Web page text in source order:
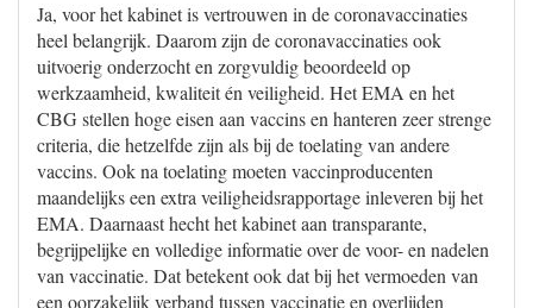
Ja, voor het kabinet is vertrouwen in de coronavaccinaties
heel belangrijk. Daarom zijn de coronavaccinaties ook
uitvoerig onderzocht en zorgvuldig beoordeeld op
werkzaamheid, kwaliteit én veiligheid. Het EMA en het
CBG stellen hoge eisen aan vaccins en hanteren zeer strenge
criteria, die hetzelfde zijn als bij de toelating van andere
vaccins. Ook na toelating moeten vaccinproducenten
maandelijks een extra veiligheidsrapportage inleveren bij het
EMA. Daarnaast hecht het kabinet aan transparante,
begrijpelijke en volledige informatie over de voor- en nadelen
van vaccinatie. Dat betekent ook dat bij het vermoeden van
een oorzakelijk verband tussen vaccinatie en overlijden